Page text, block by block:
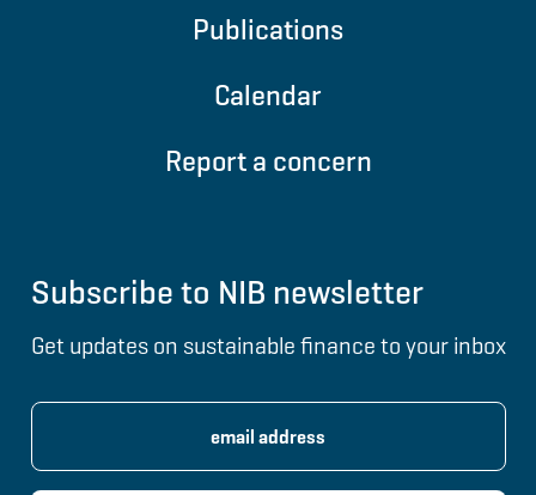
Publications
Calendar
Report a concern
Subscribe to NIB newsletter
Get updates on sustainable finance to your inbox